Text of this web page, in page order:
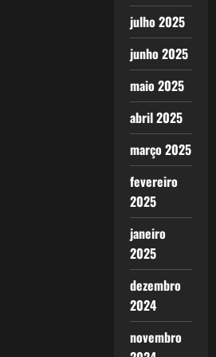
julho 2025
junho 2025
maio 2025
abril 2025
março 2025
fevereiro
2025
janeiro
2025
dezembro
2024
novembro